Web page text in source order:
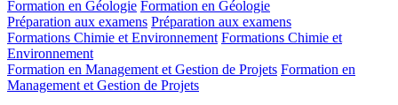
Formation en Géologie Formation en Géologie
Préparation aux examens Préparation aux examens
Formations Chimie et Environnement Formations Chimie et
Environnement
Formation en Management et Gestion de Projets Formation en
Management et Gestion de Projets